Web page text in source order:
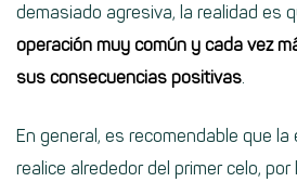
demasiado agresiva, la realidad es
operación muy común y cada vez
sus consecuencias positivas.
En general, es recomendable que la
realice alrededor del primer celo,